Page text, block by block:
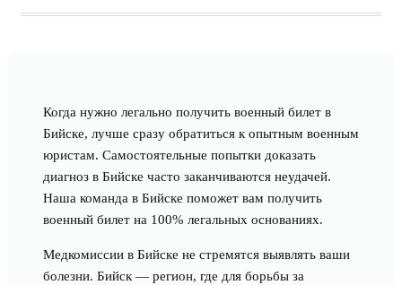
Когда нужно легально получить военный билет в
Бийске, лучше сразу обратиться к опытным военным
юристам. Самостоятельные попытки доказать
диагноз в Бийске часто заканчиваются неудачей.
Наша команда в Бийске поможет вам получить
военный билет на 100% легальных основаниях.
Медкомиссии в Бийске не стремятся выявлять ваши
болезни. Бийск — регион, где для борьбы за